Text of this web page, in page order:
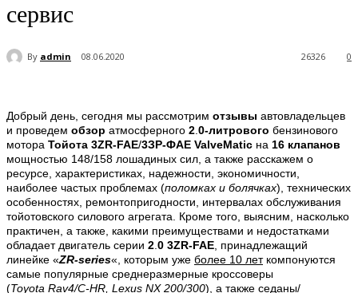
сервис
By admin 08.06.2020 0
26326
Добрый день, сегодня мы рассмотрим отзывы автовладельцев
и проведем обзор атмосферного 2 0-литрового бензинового
мотора Тойота 3ZR-FAE/3ЗР-ФАЕ ValveMatic на 16 клапанов
мощностью 148/158 лошадиных сил, а также расскажем о
ресурсе, характеристиках, надежности, экономичности,
наиболее частых проблемах (поломках и болячках), технических
особенностях, ремонтопригодности, интервалах обслуживания
тойотовского силового агрегата. Кроме того, выясним, насколько
практичен, а также, какими преимуществами и недостатками
обладает двигатель серии 2 0 3ZR-FAE , принадлежащий
линейке «ZR-series«, которым уже более 10 леткомпонуются
самые популярные среднеразмерные кроссоверы
(Toyota Rav4/C-HR, Lexus NX 200/300), а также седаны/